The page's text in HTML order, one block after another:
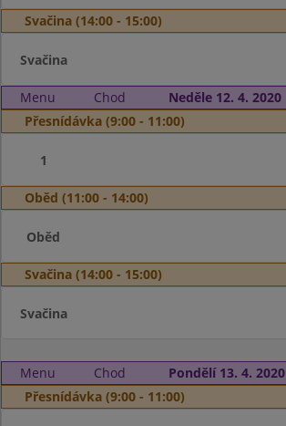
Svačina (14:00 - 15:00)
Svačina
Menu Chod
Neděle 12. 4. 2020
Přesnídávka (9:00 - 11:00)
1
Oběd (11:00 - 14:00)
Oběd
Svačina (14:00 - 15:00)
Svačina
Menu Chod
Pondělí 13. 4. 2020
Přesnídávka (9:00 - 11:00)